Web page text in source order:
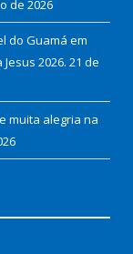
de 2026
do Guamá em
2026. 21 de
muita alegria na